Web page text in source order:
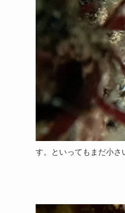
す。といってもまだ小さ